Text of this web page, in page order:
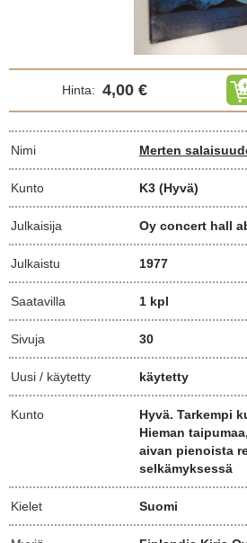
Hinta: 4,00 €
Nimi Merten
Kunto K3 (Hyvä)
Julkaisija Oy concert hall
Julkaistu 1977
Saatavilla 1 kpl
Sivuja 30
Uusi / käytetty käytetty
Kunto
Hyvä. Tarkempi
Hieman
aivan pienoista
selkämyksessä
Kielet Suomi